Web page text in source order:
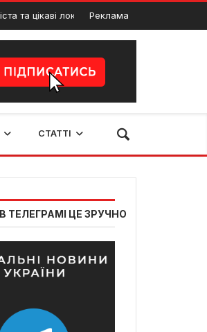
локації для туристів
Реклама
СТАТТІ
ТЕЛЕГРАМІ ЦЕ ЗРУЧНО